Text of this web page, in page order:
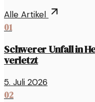
Alle Artikel
01
Schwerer Unfall in
verletzt
5. Juli 2026
02